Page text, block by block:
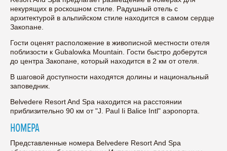
некурящих в роскошном стиле. Радушный отель с
архитектурой в альпийском стиле находится в самом сердце
Закопане.
Гости оценят расположение в живописной местности отеля
поблизости к Gubalowka Mountain. Гости быстро доберутся
до центра Закопане, который находится в 2 км от отеля.
В шаговой доступности находятся долины и национальный
заповедник.
Belvedere Resort And Spa находится на расстоянии
приблизительно 90 км от "J. Paul Ii Balice Intl" аэропорта.
НОМЕРА
Представленные номера Belvedere Resort And Spa